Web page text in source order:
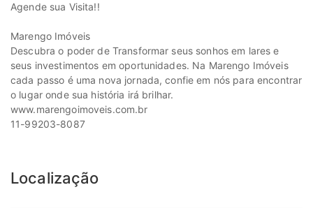
Agende sua Visita!!
Marengo Imóveis
Descubra o poder de Transformar seus sonhos em lares e
seus investimentos em oportunidades. Na Marengo Imóveis
cada passo é uma nova jornada, confie em nós para encontrar
o lugar onde sua história irá brilhar.
www.marengoimoveis.com.br
11-99203-8087
Localização